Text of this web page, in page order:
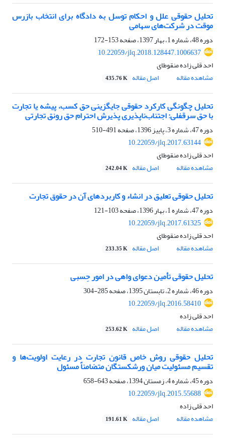
تحلیل حقوقی علل و احکام توسل به دادگاه برای انتخاب بازرس
موقت در شرکت‌های سهامی
دوره 48، شماره 1، بهار 1397، صفحه
153-172
10.22059/jlq.2018.128447.1006637
احد قلی زاده منقوطای
مشاهده مقاله
اصل مقاله 435.76 K
تحلیل چگونگی کارکرد حقوقی جایگزینی حق کسب، پیشه یا تجارت
با حق سرقفلی: اجتناب‌ناپذیری پذیرش احترام حق رونق تجارتی
دوره 47، شماره 3، پاییز 1396، صفحه
491-510
10.22059/jlq.2017.63144
احد قلی زاده منقوطای
مشاهده مقاله
اصل مقاله 242.04 K
تحلیل حقوقی تعلیق در انشاء و کاربردهای آن در حقوق تجارت
دوره 47، شماره 1، بهار 1396، صفحه
103-121
10.22059/jlq.2017.61325
احد قلی زاده منقوطای
مشاهده مقاله
اصل مقاله 233.35 K
تحلیل حقوقی تأمین دعوای واهی در امور حِسبی
دوره 46، شماره 2، تابستان 1395، صفحه
285-304
10.22059/jlq.2016.58410
احد قلی زاده
مشاهده مقاله
اصل مقاله 253.62 K
تحلیل حقوقی روش خاص قانون تجارت در رعایت اولویت‌ها و
تقسیم مسئولیت میان ورشکستگان متضامناً مسئول
دوره 45، شماره 4، زمستان 1394، صفحه
643-658
10.22059/jlq.2015.55688
احد قلی زاده
مشاهده مقاله
اصل مقاله 191.61 K